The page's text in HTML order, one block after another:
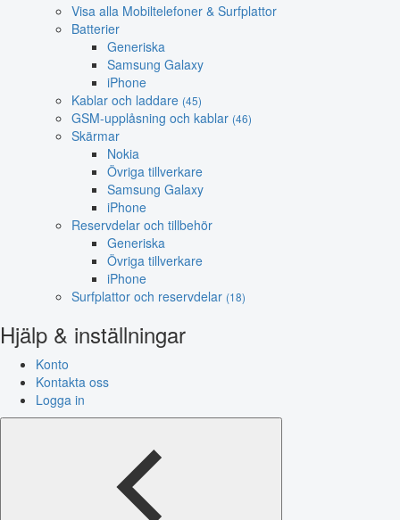
Visa alla Mobiltelefoner & Surfplattor
Batterier
Generiska
Samsung Galaxy
iPhone
Kablar och laddare (45)
GSM-upplåsning och kablar (46)
Skärmar
Nokia
Övriga tillverkare
Samsung Galaxy
iPhone
Reservdelar och tillbehör
Generiska
Övriga tillverkare
iPhone
Surfplattor och reservdelar (18)
Hjälp & inställningar
Konto
Kontakta oss
Logga in